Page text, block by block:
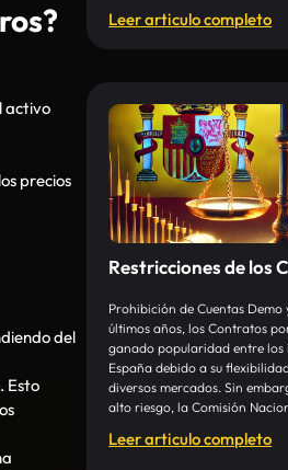
activo
precios
del
Esto
Leer articulo completo
Restricciones de los
Prohibición de Cuentas
últimos años, los Contratos
ganado popularidad entre los
España debido a su
diversos mercados. Sin
alto riesgo, la Comisión
Leer articulo completo